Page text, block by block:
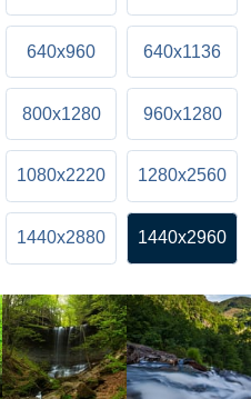
640x960 640x1136
800x1280 960x1280
1080x2220 1280x2560
1440x2880 1440x2960